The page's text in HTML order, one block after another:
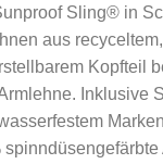
Sling® in
aus
Kopfteil
Inklusive